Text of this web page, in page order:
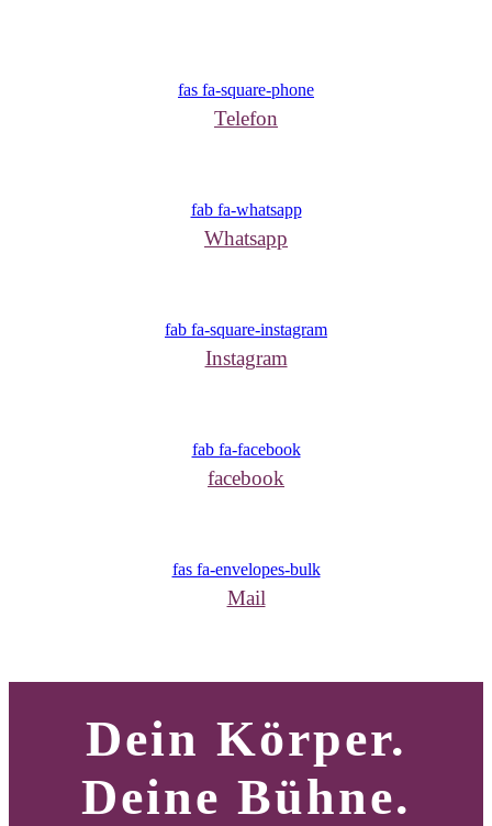
fas fa-square-phone
Telefon
fab fa-whatsapp
Whatsapp
fab fa-square-instagram
Instagram
fab fa-facebook
facebook
fas fa-envelopes-bulk
Mail
Dein Körper.
Deine Bühne.